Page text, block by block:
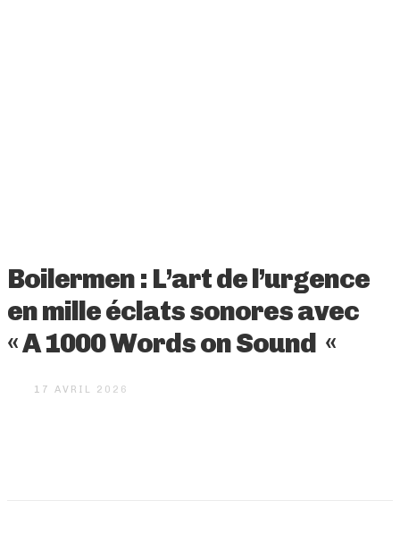
Boilermen : L’art de l’urgence
en mille éclats sonores avec
« A 1000 Words on Sound «
17 AVRIL 2026